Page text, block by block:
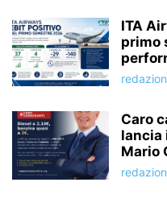
ITA
primo
Caro
lancia
Mario